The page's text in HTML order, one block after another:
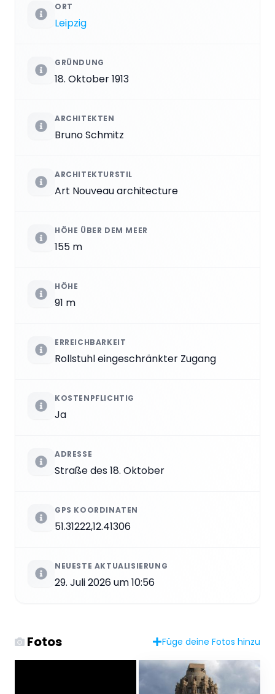
ORT
Leipzig
GRÜNDUNG
18. Oktober 1913
ARCHITEKTEN
Bruno Schmitz
ARCHITEKTURSTIL
Art Nouveau architecture
HÖHE ÜBER DEM MEER
155 m
HÖHE
91 m
ERREICHBARKEIT
Rollstuhl eingeschränkter Zugang
KOSTENPFLICHTIG
Ja
ADRESSE
Straße des 18. Oktober
GPS KOORDINATEN
51.31222,12.41306
NEUESTE AKTUALISIERUNG
29. Juli 2026 um 10:56
Fotos Füge deine Fotos hinzu